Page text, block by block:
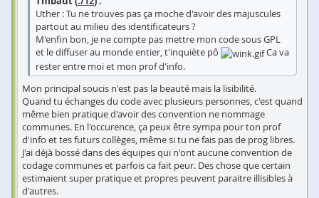
Uther : Tu ne trouves pas ça moche d'avoir des majuscules
partout au milieu des identificateurs ?
M'enfin bon, je ne compte pas mettre mon code sous GPL
et le diffuser au monde entier, t'inquiète pô
Ca va
rester entre moi et mon prof d'info.
Mon principal soucis n'est pas la beauté mais la lisibilité.
Quand tu échanges du code avec plusieurs personnes, c'est quand
même bien pratique d'avoir des convention ne nommage
communes. En l'occurence, ça peux être sympa pour ton prof
d'info et tes futurs collèges, même si tu ne fais pas de prog libres.
J'ai déjà bossé dans des équipes qui n'ont aucune convention de
codage communes et parfois ca fait peur. Des chose que certain
estimaient super pratique et propres peuvent paraitre illisibles à
d'autres.